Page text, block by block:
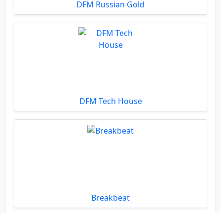
DFM Russian Gold
DFM Tech House
Breakbeat